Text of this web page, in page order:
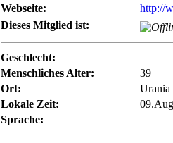
Webseite:
http://
Dieses Mitglied ist:
Geschlecht:
Menschliches Alter:
39
Ort:
Urania
Lokale Zeit:
Sprache: